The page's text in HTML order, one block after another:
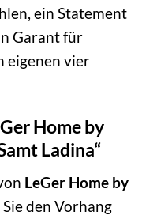
ein Statement
Garant für
eigenen vier
Home by
Ladina“
LeGer Home by
den Vorhang